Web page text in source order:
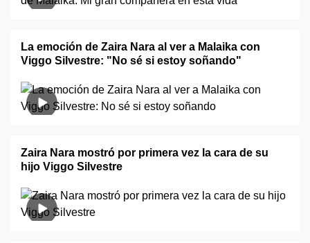
La emoción de Zaira Nara al ver a Malaika con
Viggo Silvestre: "No sé si estoy soñando"
Zaira Nara mostró por primera vez la cara de su
hijo Viggo Silvestre